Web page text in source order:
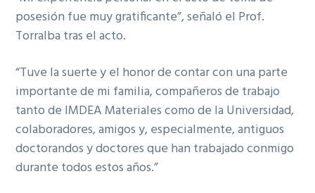
posesión fue muy gratificante”, señaló el Prof.
Torralba tras el acto.
“Tuve la suerte y el honor de contar con una parte
importante de mi familia, compañeros de trabajo
tanto de IMDEA Materiales como de la Universidad,
colaboradores, amigos y, especialmente, antiguos
doctorandos y doctores que han trabajado conmigo
durante todos estos años.”